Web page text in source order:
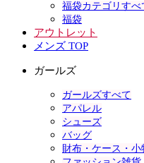
福袋カテゴリすべ
福袋
アウトレット
メンズ TOP
ガールズ
ガールズすべて
アパレル
シューズ
バッグ
財布・ケース・小